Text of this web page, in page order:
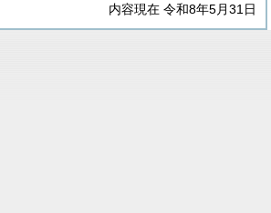
内容現在 令和8年5月31日